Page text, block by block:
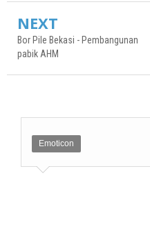
NEXT
Bor Pile Bekasi - Pembangunan
pabik AHM
Emoticon